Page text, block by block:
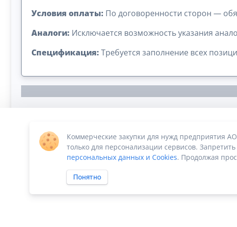
Условия оплаты: По договоренности сторон —
Аналоги: Исключается возможность указания
Спецификация: Требуется заполнение всех
Сумма лота: 570 000,00 ₽
Коммерческие закупки для нужд предприятия
только для персонализации сервисов.
персональных данных и Cookies. Продолжая
Понятно